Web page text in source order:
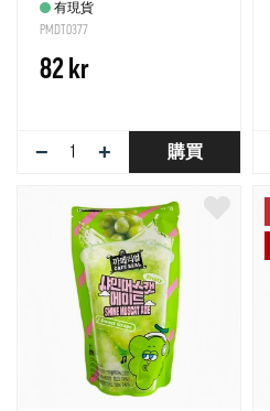
有現貨
PMDT0377
82 kr
− + 購買